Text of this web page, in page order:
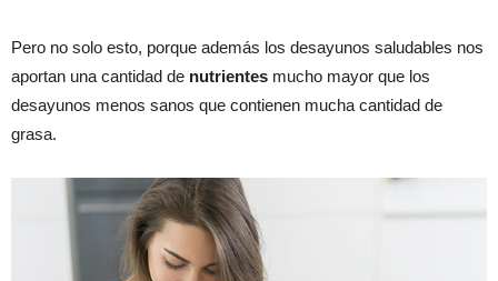
Pero no solo esto, porque además los desayunos saludables nos
aportan una cantidad de nutrientes mucho mayor que los
desayunos menos sanos que contienen mucha cantidad de
grasa.